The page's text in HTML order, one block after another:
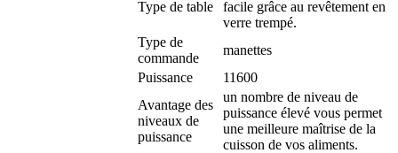
Type de table
facile grâce au revêtement en
verre trempé.
Type de
commande
manettes
Puissance
11600
Avantage des
niveaux de
puissance
un nombre de niveau de
puissance élevé vous permet
une meilleure maîtrise de la
cuisson de vos aliments.